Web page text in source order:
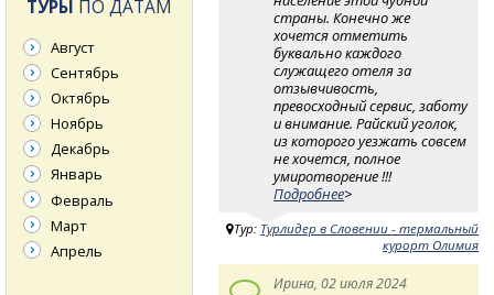
страны. Конечно же
хочется отметить
буквально каждого
служащего отеля за
отзывчивость,
превосходный сервис, заботу
и внимание. Райский уголок,
из которого уезжать совсем
не хочется, полное
умиротворение !!!
Подробнее>
Тур: Турлидер в Словении - термальный
курорт Олимия
Ирина, 02 июля 2024
ТУРЫ ПО ДАТАМ
Август
Сентябрь
Октябрь
Ноябрь
Декабрь
Январь
Февраль
Март
Апрель